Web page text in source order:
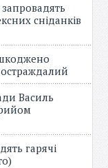
сніданків
Василь
гарячі